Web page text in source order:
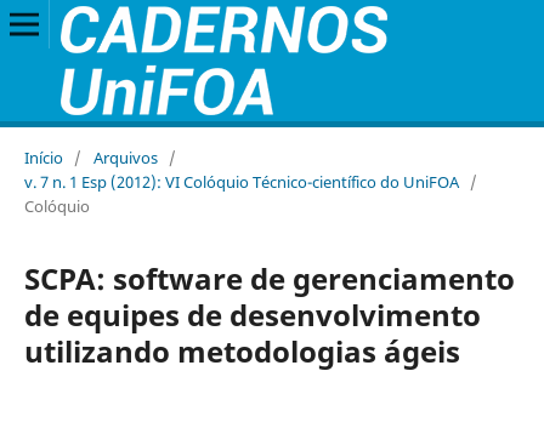
Início / Arquivos /
v. 7 n. 1 Esp (2012): VI Colóquio Técnico-científico do UniFOA /
Colóquio
SCPA: software de gerenciamento
de equipes de desenvolvimento
utilizando metodologias ágeis